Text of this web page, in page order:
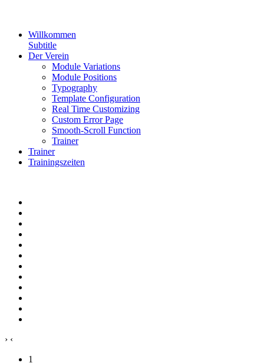
Willkommen
Subtitle
Der Verein
Module Variations
Module Positions
Typography
Template Configuration
Real Time Customizing
Custom Error Page
Smooth-Scroll Function
Trainer
Trainer
Trainingszeiten
› ‹
1